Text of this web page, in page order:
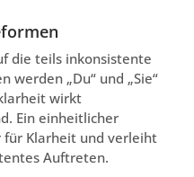
die teils inkonsistente
werden „Du“ und „Sie“
wirkt
Ein einheitlicher
Klarheit und verleiht
Auftreten.